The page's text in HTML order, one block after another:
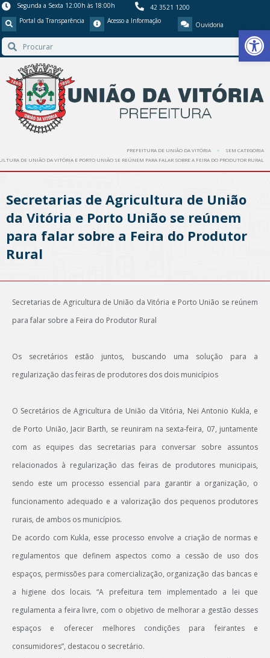
Barra de
Segunda a Sexta 12:00h às 18:00h
42 3521 1200
Portal da Transparência
Acesso a Informação Ouvidoria
PREFEITURA DE UNIÃO DA VITÓRIA
SEM CATEGORIA
DE UNIÃO DA VITÓRIA E PORTO UNIÃO SE REÚNEM PARA FALAR SOBRE A FEIRA DO PRODUTOR RURAL
Secretarias de Agricultura de União
da Vitória e Porto União se reúnem
para falar sobre a Feira do Produtor
Rural
Secretarias de Agricultura de União da Vitória e Porto União se reúnem
para falar sobre a Feira do Produtor Rural
Os secretários estão juntos, buscando uma solução para a
regularização das feiras de produtores dos dois municípios
O Secretários de Agricultura de União da Vitória, Nei Antonio Kukla, e
de Porto União, Jacir Barth, se reuniram na sexta-feira, 07, juntamente
com as equipes das secretarias para conversar sobre assuntos
relacionados à regularização das feiras de produtores municipais,
sendo este um processo essencial para garantir a organização, o
funcionamento adequado e a valorização dos pequenos produtores
rurais, de ambos os municípios.
De acordo com Kukla, esse processo envolve a criação de normas e
regulamentos que definem aspectos como a cessão de uso dos
espaços, permissões para comercialização, organização das bancas e
a higiene dos locais. “A prefeitura tem implementado a lei que
regulamenta a feira livre, com o objetivo de melhorar a gestão desses
espaços e oferecer melhores condições para feirantes e
consumidores”, destacou o secretário.